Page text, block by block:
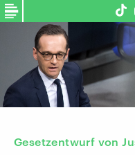
Gesetzentwurf von